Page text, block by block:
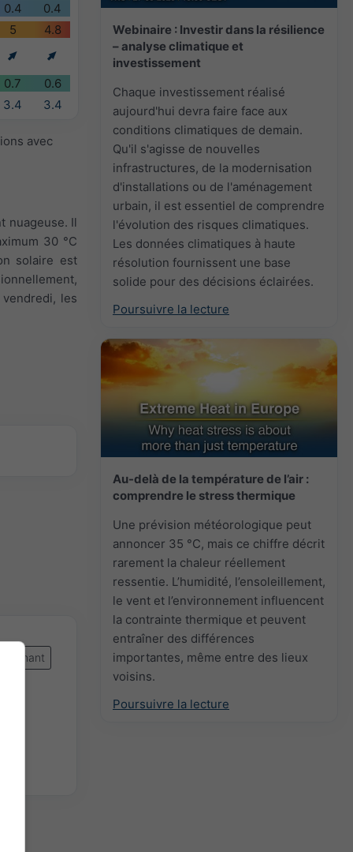
Webinaire : Investir dans la résilience
– analyse climatique et
investissement
Chaque investissement réalisé
aujourd'hui devra faire face aux
conditions climatiques de demain.
Qu'il s'agisse de nouvelles
infrastructures, de la modernisation
d'installations ou de l'aménagement
urbain, il est essentiel de comprendre
l'évolution des risques climatiques.
Les données climatiques à haute
résolution fournissent une base
solide pour des décisions éclairées.
Poursuivre la lecture
Au-delà de la température de l’air :
comprendre le stress thermique
Une prévision météorologique peut
annoncer 35 °C, mais ce chiffre décrit
rarement la chaleur réellement
ressentie. L’humidité, l’ensoleillement,
le vent et l’environnement influencent
la contrainte thermique et peuvent
entraîner des différences
importantes, même entre des lieux
voisins.
Poursuivre la lecture
0.4
0.4
5
4.8
0.7
0.6
3.4
3.4
avec
nuageuse. Il
30 °C
solaire est
les